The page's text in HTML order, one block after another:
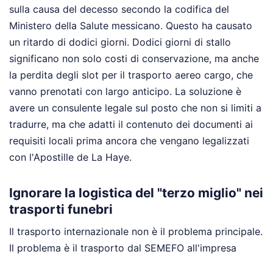
sulla causa del decesso secondo la codifica del
Ministero della Salute messicano. Questo ha causato
un ritardo di dodici giorni. Dodici giorni di stallo
significano non solo costi di conservazione, ma anche
la perdita degli slot per il trasporto aereo cargo, che
vanno prenotati con largo anticipo. La soluzione è
avere un consulente legale sul posto che non si limiti a
tradurre, ma che adatti il contenuto dei documenti ai
requisiti locali prima ancora che vengano legalizzati
con l'Apostille de La Haye.
Ignorare la logistica del "terzo miglio" nei
trasporti funebri
Il trasporto internazionale non è il problema principale.
Il problema è il trasporto dal SEMEFO all'impresa